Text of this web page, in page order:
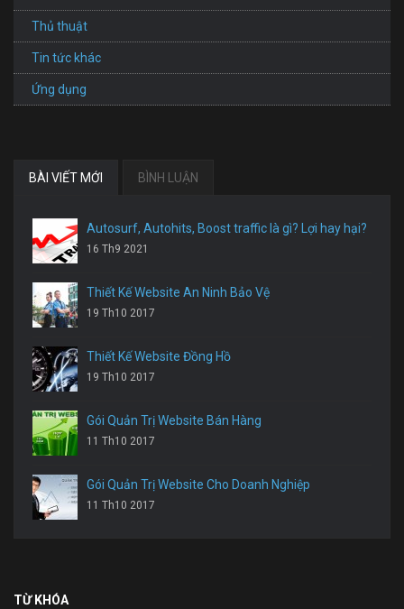
Thủ thuật
Tin tức khác
Ứng dụng
BÀI VIẾT MỚI BÌNH LUẬN
Autosurf, Autohits, Boost traffic là gì? Lợi hay hại?
16 Th9 2021
Thiết Kế Website An Ninh Bảo Vệ
19 Th10 2017
Thiết Kế Website Đồng Hồ
19 Th10 2017
Gói Quản Trị Website Bán Hàng
11 Th10 2017
Gói Quản Trị Website Cho Doanh Nghiệp
11 Th10 2017
TỪ KHÓA